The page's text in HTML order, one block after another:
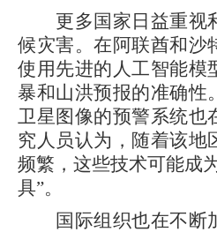
更多国家日益重视
候灾害。在阿联酋和沙
使用先进的人工智能模
暴和山洪预报的准确性
卫星图像的预警系统也
究人员认为，随着该地
频繁，这些技术可能成
具”。
国际组织也在不断